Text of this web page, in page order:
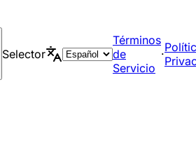
Selector
Términos
de
Servicio
·